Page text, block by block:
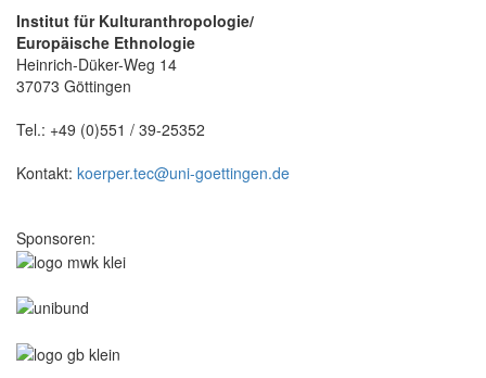
Institut für Kulturanthropologie/
Europäische Ethnologie
Heinrich-Düker-Weg 14
37073 Göttingen
Tel.: +49 (0)551 / 39-25352
Kontakt: koerper.tec@uni-goettingen.de
Sponsoren: